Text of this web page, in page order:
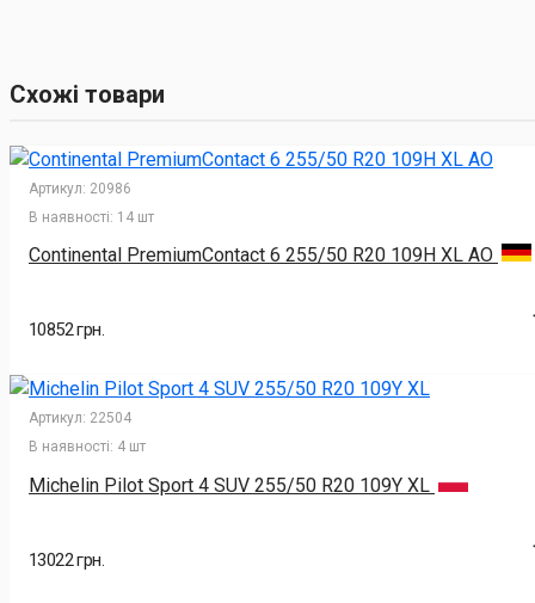
Схожі товари
Артикул: 20986
В наявності: 14 шт
Continental PremiumContact 6 255/50 R20 109H XL AO
10852 грн.
Артикул: 22504
В наявності: 4 шт
Michelin Pilot Sport 4 SUV 255/50 R20 109Y XL
13022 грн.